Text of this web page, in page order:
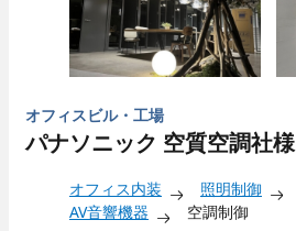
オフィスビル・工場
パナソニック 空質空調社様
オフィス内装 照明制御
AV音響機器
空調制御